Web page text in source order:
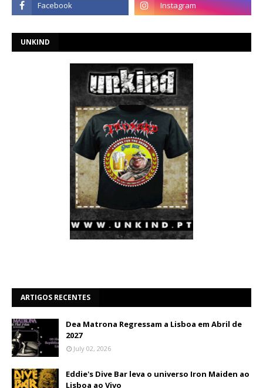
UNKIND
ARTIGOS RECENTES
Dea Matrona Regressam a Lisboa em Abril de
2027
July 02, 2026
Eddie's Dive Bar leva o universo Iron Maiden ao
Lisboa ao Vivo